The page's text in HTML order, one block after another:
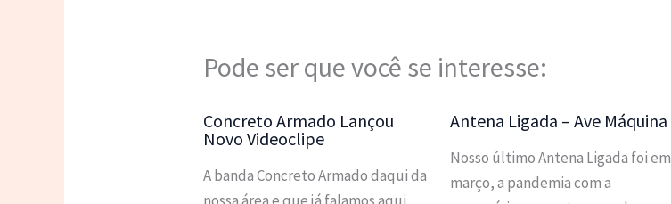
Pode ser que você se interesse:
Concreto Armado Lançou
Novo Videoclipe
A banda Concreto Armado daqui da
Antena Ligada – Ave Máquina
Nosso último Antena Ligada foi em
março, a pandemia com a